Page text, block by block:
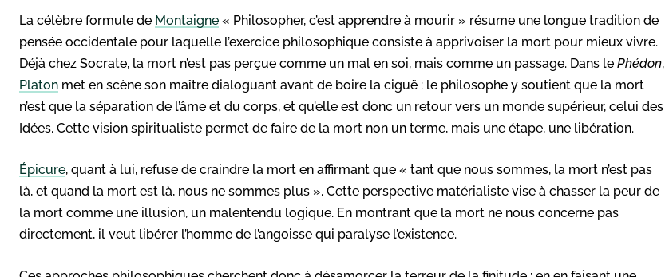
La célèbre formule de Montaigne « Philosopher, c’est apprendre à mourir » résume une longue tradition de
pensée occidentale pour laquelle l’exercice philosophique consiste à apprivoiser la mort pour mieux vivre.
Déjà chez Socrate, la mort n’est pas perçue comme un mal en soi, mais comme un passage. Dans le Phédon,
Platon met en scène son maître dialoguant avant de boire la ciguë : le philosophe y soutient que la mort
n’est que la séparation de l’âme et du corps, et qu’elle est donc un retour vers un monde supérieur, celui des
Idées. Cette vision spiritualiste permet de faire de la mort non un terme, mais une étape, une libération.
Épicure, quant à lui, refuse de craindre la mort en affirmant que « tant que nous sommes, la mort n’est pas
là, et quand la mort est là, nous ne sommes plus ». Cette perspective matérialiste vise à chasser la peur de
la mort comme une illusion, un malentendu logique. En montrant que la mort ne nous concerne pas
directement, il veut libérer l’homme de l’angoisse qui paralyse l’existence.